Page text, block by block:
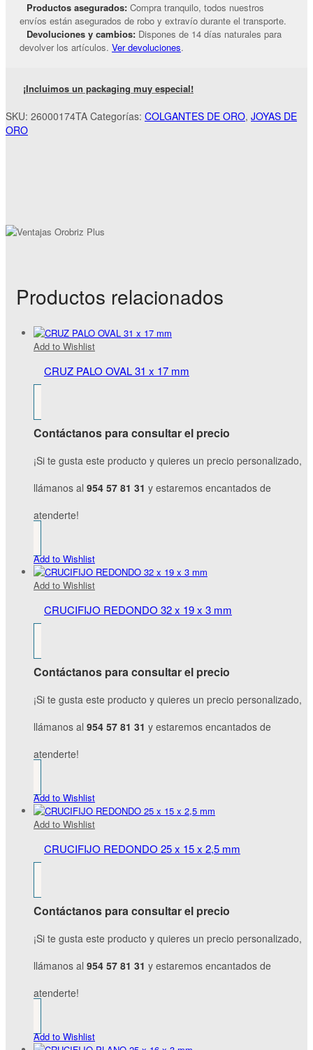
Productos asegurados: Compra tranquilo, todos nuestros
envíos están asegurados de robo y extravío durante el transporte.
Devoluciones y cambios: Dispones de 14 días naturales para
devolver los artículos. Ver devoluciones.
¡Incluimos un packaging muy especial!
SKU: 26000174TA Categorías: COLGANTES DE ORO, JOYAS DE
ORO
Productos relacionados
Add to Wishlist
CRUZ PALO OVAL 31 x 17 mm
Contáctanos para consultar el precio
¡Si te gusta este producto y quieres un precio personalizado,
llámanos al 954 57 81 31 y estaremos encantados de
atenderte!
Add to Wishlist
Add to Wishlist
CRUCIFIJO REDONDO 32 x 19 x 3 mm
Contáctanos para consultar el precio
¡Si te gusta este producto y quieres un precio personalizado,
llámanos al 954 57 81 31 y estaremos encantados de
atenderte!
Add to Wishlist
Add to Wishlist
CRUCIFIJO REDONDO 25 x 15 x 2,5 mm
Contáctanos para consultar el precio
¡Si te gusta este producto y quieres un precio personalizado,
llámanos al 954 57 81 31 y estaremos encantados de
atenderte!
Add to Wishlist